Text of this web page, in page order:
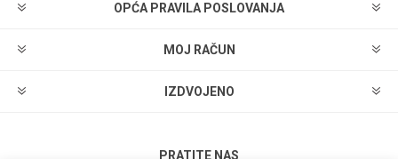
OPĆA PRAVILA POSLOVANJA
MOJ RAČUN
IZDVOJENO
PRATITE NAS